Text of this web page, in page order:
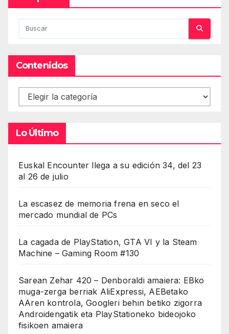
Contenidos
Contenidos
Lo Último
Euskal Encounter llega a su edición 34, del 23
al 26 de julio
La escasez de memoria frena en seco el
mercado mundial de PCs
La cagada de PlayStation, GTA VI y la Steam
Machine – Gaming Room #130
Sarean Zehar 420 – Denboraldi amaiera: EBko
muga-zerga berriak AliExpressi, AEBetako
AAren kontrola, Googleri behin betiko zigorra
Androidengatik eta PlayStationeko bideojoko
fisikoen amaiera